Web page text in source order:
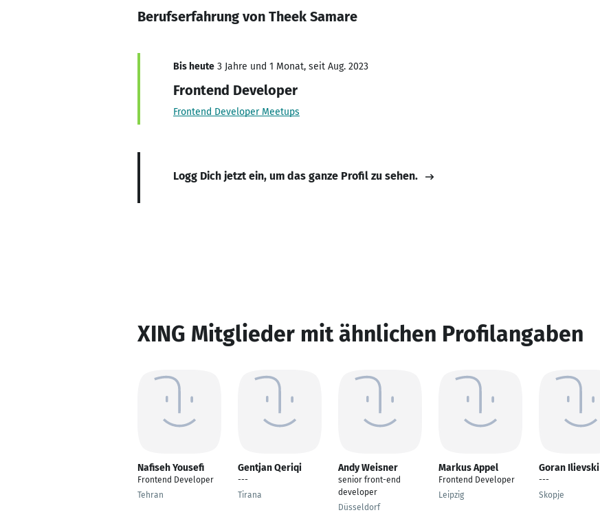
Berufserfahrung von Theek Samare
Bis heute 3 Jahre und 1 Monat, seit Aug. 2023
Frontend Developer
Frontend Developer Meetups
Logg Dich jetzt ein, um das ganze Profil zu sehen.
XING Mitglieder mit ähnlichen Profilangaben
Nafiseh Yousefi
Frontend Developer
Tehran
Gentjan Qeriqi
---
Tirana
Andy Weisner
senior front-end
developer
Düsseldorf
Markus Appel
Frontend Developer
Leipzig
Goran Ilievski
---
Skopje